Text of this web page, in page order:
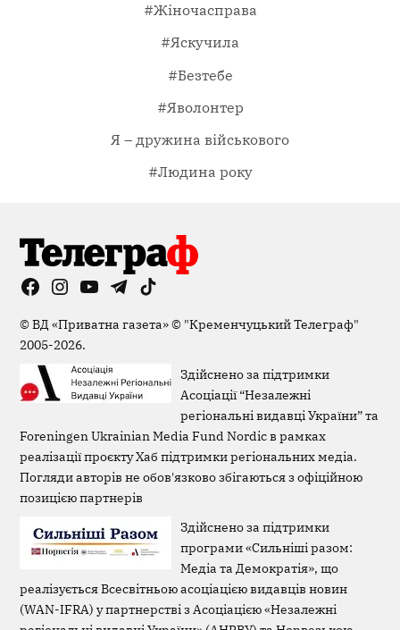
#Жіночасправа
#Яскучила
#Безтебе
#Яволонтер
Я – дружина військового
#Людина року
FacebookInstagram
YouTubeTelegramTikTok
©ВД «Приватна газета»© "Кременчуцький Телеграф"
2005-2026.
Здійснено за підтримки
Асоціації “Незалежні
регіональні видавці України” та
Foreningen Ukrainian Media Fund Nordic в рамках
реалізації проєкту Хаб підтримки регіональних медіа.
Погляди авторів не обов'язково збігаються з офіційною
позицією партнерів
Здійснено за підтримки
програми «Сильніші разом:
Медіа та Демократія», що
реалізується Всесвітньою асоціацією видавців новин
(WAN-IFRA) у партнерстві з Асоціацією «Незалежні